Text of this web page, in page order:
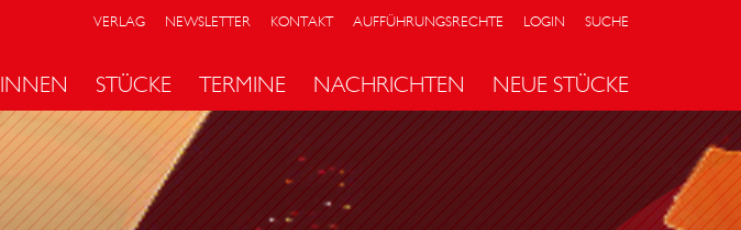
VERLAG NEWSLETTER KONTAKT AUFFÜHRUNGSRECHTE LOGIN SUCHE
STÜCKE TERMINE NACHRICHTEN NEUE STÜCKE